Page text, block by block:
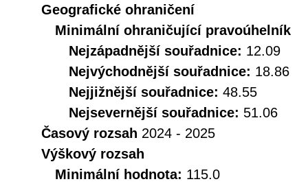
Geografické ohraničení
Minimální ohraničující pravoúhelník
Nejzápadnější souřadnice: 12.09
Nejvýchodnější souřadnice: 18.86
Nejjižnější souřadnice: 48.55
Nejsevernější souřadnice: 51.06
Časový rozsah 2024 - 2025
Výškový rozsah
Minimální hodnota: 115.0